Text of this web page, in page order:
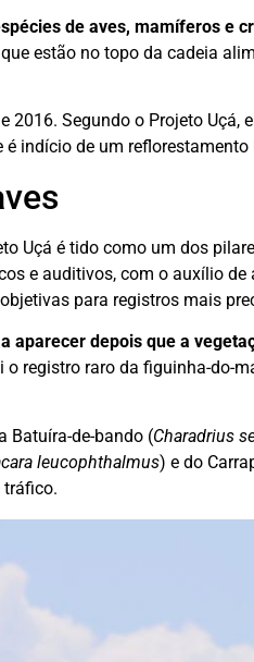
de aves, mamíferos e
estão no topo da cadeia
2016. Segundo o Projeto
é indício de um reflorestamento
Uçá é tido como um dos
e auditivos, com o auxílio de
para registros mais
aparecer depois que a
o registro raro da figuinha-do-
Batuíra-de-bando (Charadrius
leucophthalmus) e do
tráfico.